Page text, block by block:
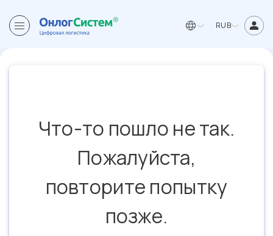
RUB
Что-то пошло не так.
Пожалуйста,
повторите попытку
позже.